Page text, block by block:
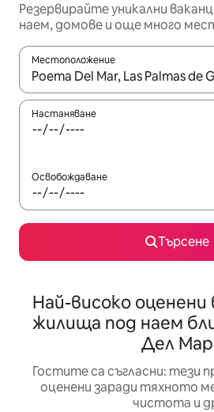
Резервирайте уникални
наем, домове и още много
Местоположение
Когато резултатите се
Настаняване
Освобождаване
Търсене
Най-високо оценени
жилища под наем
Дел Мар
Гостите са съгласни: тези
оценени заради тяхното
чистота и